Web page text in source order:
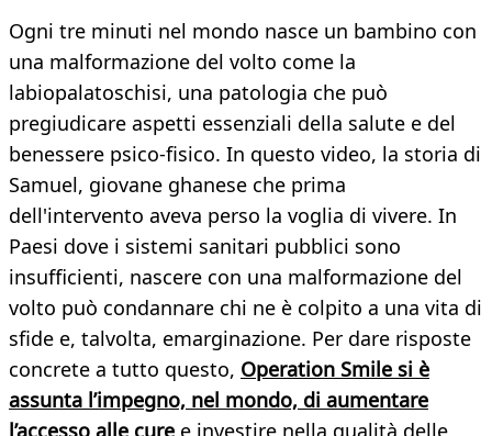
Ogni tre minuti nel mondo nasce un bambino con
una malformazione del volto come la
labiopalatoschisi, una patologia che può
pregiudicare aspetti essenziali della salute e del
benessere psico-fisico. In questo video, la storia di
Samuel, giovane ghanese che prima
dell'intervento aveva perso la voglia di vivere. In
Paesi dove i sistemi sanitari pubblici sono
insufficienti, nascere con una malformazione del
volto può condannare chi ne è colpito a una vita di
sfide e, talvolta, emarginazione. Per dare risposte
concrete a tutto questo, Operation Smile si è
assunta l’impegno, nel mondo, di aumentare
l’accesso alle cure e investire nella qualità delle